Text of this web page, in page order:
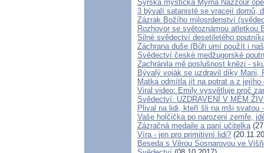
Syrská mystička Myrna Nazzour
3 bývalí satanisté se vracejí domů,
Zázrak Božího milosrdenství
Rozhovor se světoznámou atletkou
Silné svědectví desetiletého
Záchrana duše (Bůh umí použít i
Svědectví české medžugorské
Zachránila mě poslušnost knězi -
Bývalý voják se uzdravil díky Marii,
Matka odmítla jít na potrat a z
Viral video: Emily vysvětluje proč
Svědectví: UZDRAVENÍ V MÉM
Plival na lidi, kteří šli na mši svatou
Vaše holčička po narození zemře,
Zázračná medaile a paní učitelka
Víra - jen pro primitivní lidi?
Beseda s Věrou Sosnarovou ve